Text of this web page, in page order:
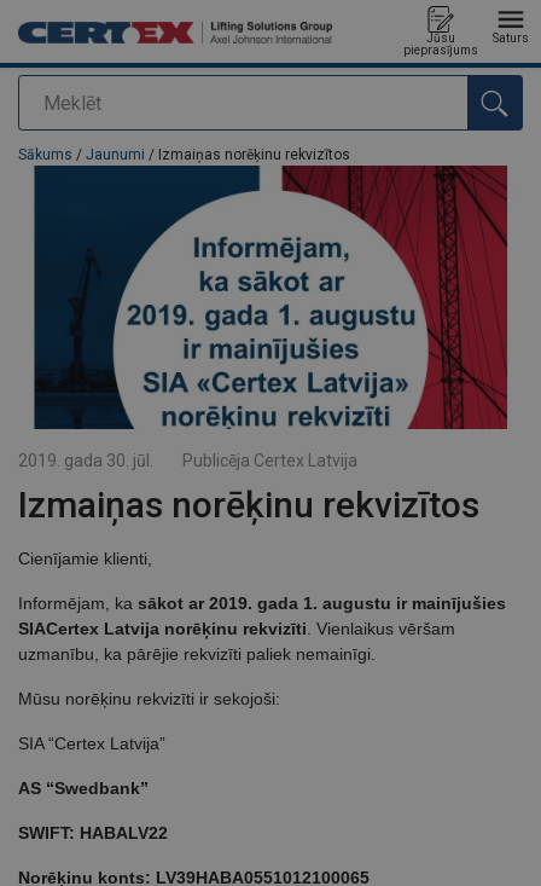
Meklēt
Jūsu
pieprasījums
Saturs
Pievienots jūsu pasūtījumam
Sākums / Jaunumi / Izmaiņas norēķinu rekvizītos
2019. gada 30. jūl. Publicēja Certex Latvija
Izmaiņas norēķinu rekvizītos
Cienījamie klienti,
Informējam, ka sākot ar 2019. gada 1. augustu ir mainījušies
SIACertex Latvija norēķinu rekvizīti . Vienlaikus vēršam
uzmanību, ka pārējie rekvizīti paliek nemainīgi.
Mūsu norēķinu rekvizīti ir sekojoši:
SIA “Certex Latvija”
AS “Swedbank”
SWIFT: HABALV22
Norēķinu konts: LV39HABA0551012100065